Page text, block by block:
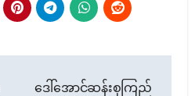
ဒေါ်အောင်ဆန်းစုကြည်